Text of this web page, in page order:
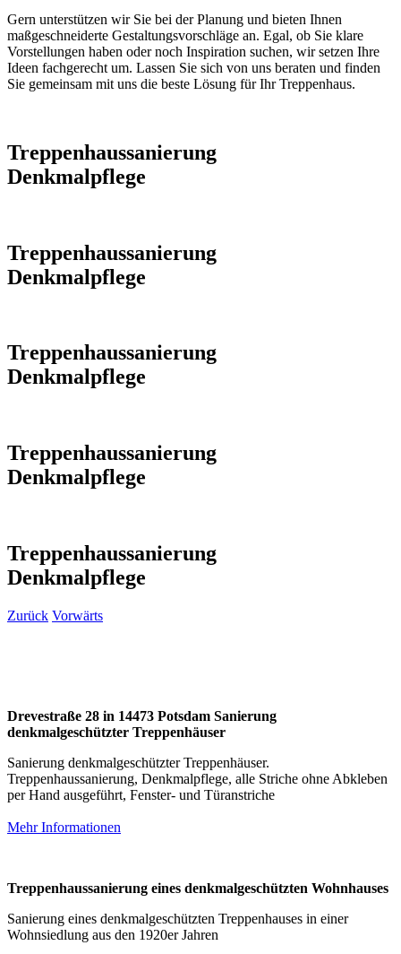
Gern unterstützen wir Sie bei der Planung und bieten Ihnen
maßgeschneiderte Gestaltungsvorschläge an. Egal, ob Sie klare
Vorstellungen haben oder noch Inspiration suchen, wir setzen Ihre
Ideen fachgerecht um. Lassen Sie sich von uns beraten und finden
Sie gemeinsam mit uns die beste Lösung für Ihr Treppenhaus.
Treppenhaussanierung
Denkmalpflege
Treppenhaussanierung
Denkmalpflege
Treppenhaussanierung
Denkmalpflege
Treppenhaussanierung
Denkmalpflege
Treppenhaussanierung
Denkmalpflege
Zurück Vorwärts
Drevestraße 28 in 14473 Potsdam Sanierung
denkmalgeschützter Treppenhäuser
Sanierung denkmalgeschützter Treppenhäuser.
Treppenhaussanierung, Denkmalpflege, alle Striche ohne Abkleben
per Hand ausgeführt, Fenster- und Türanstriche
Mehr Informationen
Treppenhaussanierung eines denkmalgeschützten Wohnhauses
Sanierung eines denkmalgeschützten Treppenhauses in einer
Wohnsiedlung aus den 1920er Jahren